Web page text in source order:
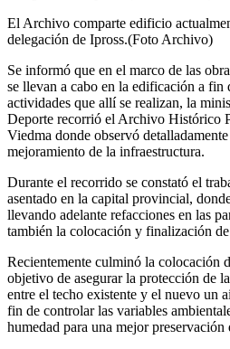
El Archivo comparte edificio
delegación de Ipross.(Foto Archivo)
Se informó que en el marco de las
se llevan a cabo en la edificación a
actividades que allí se realizan, la
Deporte recorrió el Archivo Histórico
Viedma donde observó
mejoramiento de la infraestructura.
Durante el recorrido se constató el
asentado en la capital provincial,
llevando adelante refacciones en las
también la colocación y finalización de
Recientemente culminó la colocación
objetivo de asegurar la protección de
entre el techo existente y el nuevo un
fin de controlar las variables
humedad para una mejor preservación